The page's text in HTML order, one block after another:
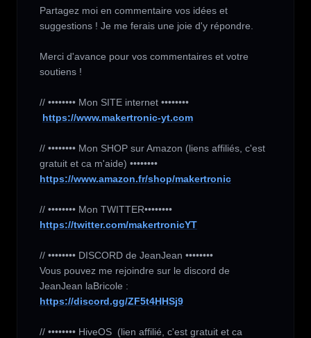
Partagez moi en commentaire vos idées et
suggestions ! Je me ferais une joie d'y répondre.
Merci d'avance pour vos commentaires et votre
soutiens !
// •••••••• Mon SITE internet ••••••••
https://www.makertronic-yt.com
// •••••••• Mon SHOP sur Amazon (liens affiliés, c'est
https://www.amazon.fr/shop/makertronic
https://twitter.com/makertronicYT
// •••••••• DISCORD de JeanJean ••••••••
Vous pouvez me rejoindre sur le discord de
https://discord.gg/ZF5t4HHSj9
// •••••••• HiveOS  (lien affilié, c'est gratuit et ca